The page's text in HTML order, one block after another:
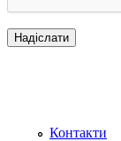
Контакти